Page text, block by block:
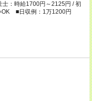
：時給1700円～2125円 / 初
■日収例：1万1200円